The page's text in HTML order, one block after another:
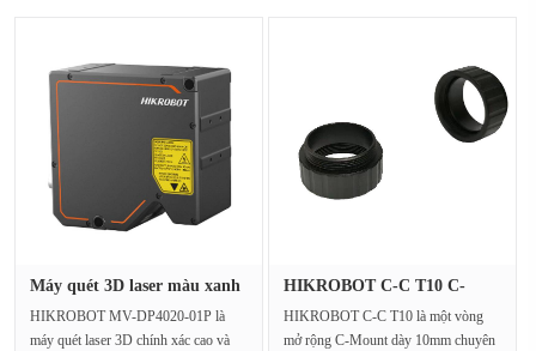
Máy quét 3D laser màu xanh
HIKROBOT MV-DP4020-01P là
máy quét laser 3D chính xác cao và
HIKROBOT C-C T10 C-
HIKROBOT C-C T10 là một vòng
mở rộng C-Mount dày 10mm chuyên